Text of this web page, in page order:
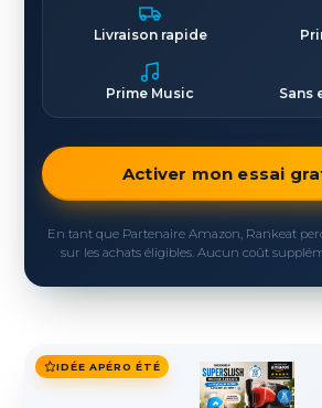
Livraison rapide
Prime Music Sans
Activer mon essai
En tant que Partenaire Amazon, Rankeat
sur les achats éligibles. Aucun coût
IDÉE APÉRO ÉTÉ